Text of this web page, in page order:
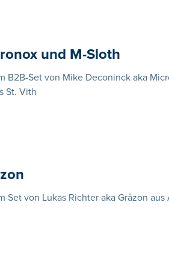
und M-Sloth
B2B-Set von Mike Deconinck aka
St. Vith
Set von Lukas Richter aka Gråzon aus